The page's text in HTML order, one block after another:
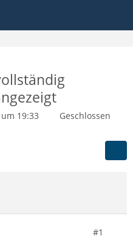
19:33
Geschlossen
#1